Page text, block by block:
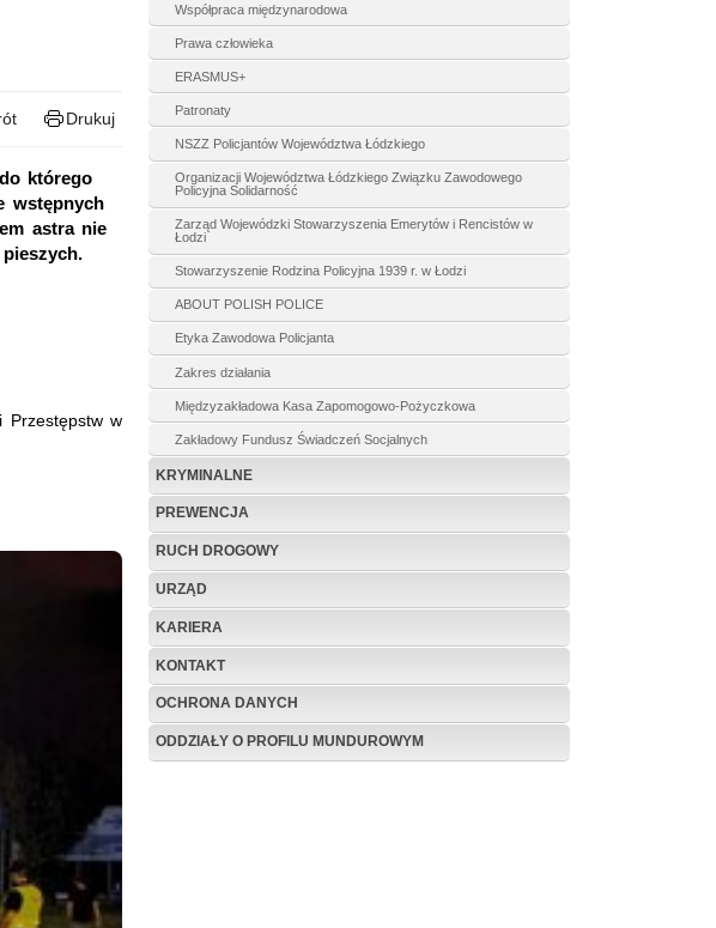
Drukuj
którego
wstępnych
astra nie
Przestępstw w
Współpraca międzynarodowa
Prawa człowieka
ERASMUS+
Patronaty
NSZZ Policjantów Województwa Łódzkiego
Organizacji Województwa Łódzkiego Związku Zawodowego
Policyjna Solidarność
Zarząd Wojewódzki Stowarzyszenia Emerytów i Rencistów w
Łodzi
Stowarzyszenie Rodzina Policyjna 1939 r. w Łodzi
ABOUT POLISH POLICE
Etyka Zawodowa Policjanta
Zakres działania
Międzyzakładowa Kasa Zapomogowo-Pożyczkowa
Zakładowy Fundusz Świadczeń Socjalnych
KRYMINALNE
PREWENCJA
RUCH DROGOWY
URZĄD
KARIERA
KONTAKT
OCHRONA DANYCH
ODDZIAŁY O PROFILU MUNDUROWYM